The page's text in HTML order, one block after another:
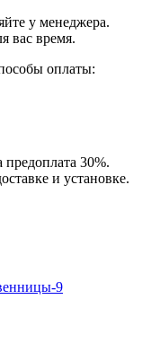
у менеджера.
вас время.
оплаты:
30%.
и установке.
9